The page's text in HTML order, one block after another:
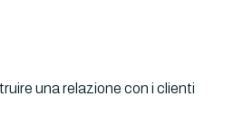
una relazione con i clienti